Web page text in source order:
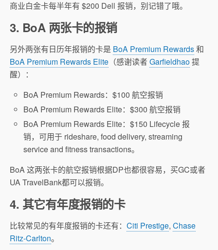
商业白金卡每半年有 $200 Dell 报销，别记错了哦。
3. BoA 两张卡的报销
另外两张有日历年报销的卡是 BoA Premium Rewards和
BoA Premium Rewards Elite （感谢读者Garfieldhao提
醒）：
BoA Premium Rewards：$100 航空报销
BoA Premium Rewards Elite：$300 航空报销
BoA Premium Rewards Elite：$150 Lifecycle 报
销，可用于 rideshare, food delivery, streaming
service and fitness transactions。
BoA 这两张卡的航空报销根据DP也都很容易，买GC或者
UA TravelBank都可以报销。
4. 其它有年度报销的卡
比较常见的有年度报销的卡还有： Citi Prestige, Chase
Ritz-Carlton。